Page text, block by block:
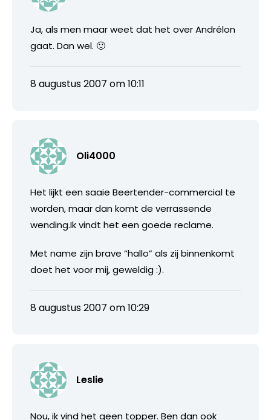
Ja, als men maar weet dat het over Andrélon
gaat. Dan wel. 🙂
8 augustus 2007 om 10:11
Oli4000
Het lijkt een saaie Beertender-commercial te
worden, maar dan komt de verrassende
wending.Ik vindt het een goede reclame.
Met name zijn brave “hallo” als zij binnenkomt
doet het voor mij, geweldig :).
8 augustus 2007 om 10:29
Leslie
Nou, ik vind het geen topper. Ben dan ook